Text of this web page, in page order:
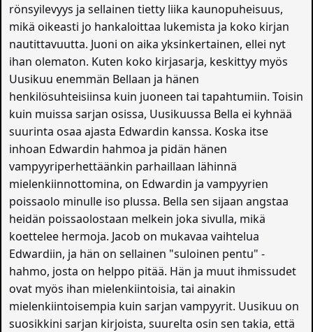
rönsyilevyys ja sellainen tietty liika kaunopuheisuus,
mikä oikeasti jo hankaloittaa lukemista ja koko kirjan
nautittavuutta. Juoni on aika yksinkertainen, ellei nyt
ihan olematon. Kuten koko kirjasarja, keskittyy myös
Uusikuu enemmän Bellaan ja hänen
henkilösuhteisiinsa kuin juoneen tai tapahtumiin. Toisin
kuin muissa sarjan osissa, Uusikuussa Bella ei kyhnää
suurinta osaa ajasta Edwardin kanssa. Koska itse
inhoan Edwardin hahmoa ja pidän hänen
vampyyriperhettäänkin parhaillaan lähinnä
mielenkiinnottomina, on Edwardin ja vampyyrien
poissaolo minulle iso plussa. Bella sen sijaan angstaa
heidän poissaolostaan melkein joka sivulla, mikä
koettelee hermoja. Jacob on mukavaa vaihtelua
Edwardiin, ja hän on sellainen "suloinen pentu" -
hahmo, josta on helppo pitää. Hän ja muut ihmissudet
ovat myös ihan mielenkiintoisia, tai ainakin
mielenkiintoisempia kuin sarjan vampyyrit. Uusikuu on
suosikkini sarjan kirjoista, suurelta osin sen takia, että